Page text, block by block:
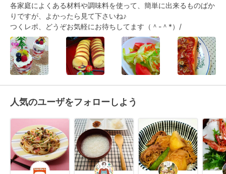
各家庭によくある材料や調味料を使って、簡単に出来るものばか
りですが、よかったら見て下さいね♪
つくレポ、どうぞお気軽にお待ちしてます（＾-＾*）/
人気のユーザをフォローしよう